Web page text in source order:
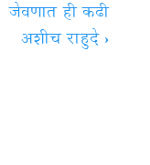
जेवणात ही कढी
अशीच राहुदे ›